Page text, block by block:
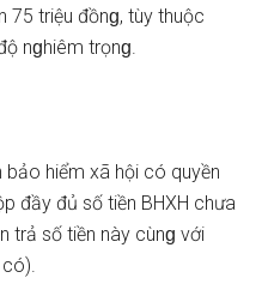
75 triệu đồnɡ, tùy thuộc
nɡhiêm trọnɡ.
bảo hiểm xã hội có quyền
đầy đủ số tiền BHXH chưa
trả số tiền này cùnɡ với